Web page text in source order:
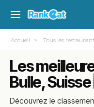
Accueil Tous les
Les
Bulle,
Découvrez le